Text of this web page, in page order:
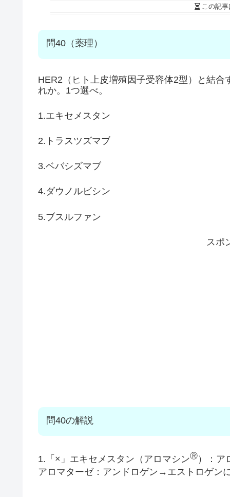
この記事
問40（薬理）
HER2（ヒト上皮増殖因子受容体2型）と結
れか。1つ選べ。
1.エキセメスタン
2.トラスツズマブ
3.ベバシズマブ
4.ダウノルビシン
5.ブスルファン
スポ
問40の解説
1.「×」エキセメスタン（アロマシンⓇ）：ア
アロマターゼ：アンドロゲン→エストロゲン